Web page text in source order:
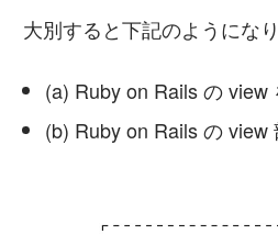
大別すると下記のようになり
(a) Ruby on Rails の view
(b) Ruby on Rails の